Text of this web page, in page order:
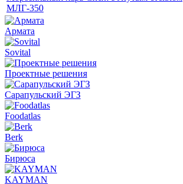
МЛГ-350
Армата
Sovital
Проектные решения
Сарапульский ЭГЗ
Foodatlas
Berk
Бирюса
KAYMAN